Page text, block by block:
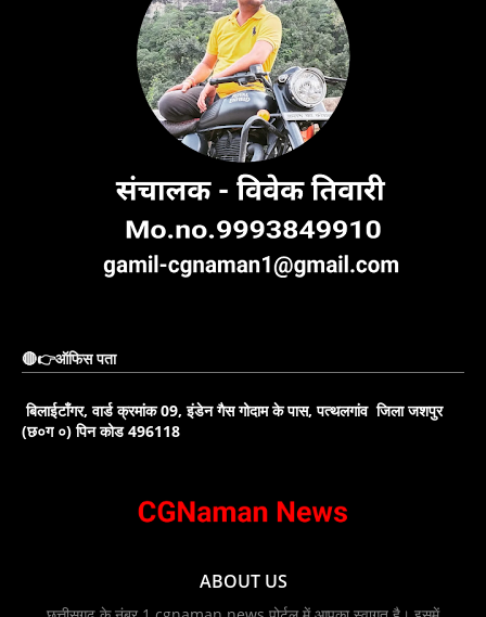
🔴👉ऑफिस पता
बिलाईटाँगर, वार्ड क्रमांक 09, इंडेन गैस गोदाम के पास, पत्थलगांव जिला जशपुर
(छ०ग ०) पिन कोड 496118
ABOUT US